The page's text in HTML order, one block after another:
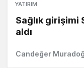
YATIRIM
Sağlık girişimi
aldı
Candeğer